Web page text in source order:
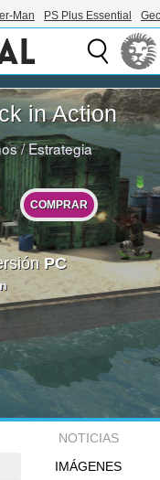
Man PS Plus Essential
in Action
/Estrategia
COMPRAR
PC
NOTICIAS
IMÁGENES